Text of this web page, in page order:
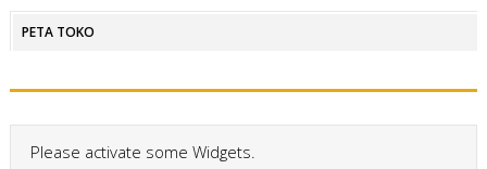
PETA TOKO
Please activate some Widgets.